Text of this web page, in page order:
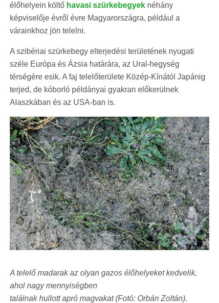
élőhelyein költő havasi szürkebegyek néhány
képviselője évről évre Magyarországra, például a
várainkhoz jön telelni.
A szibériai szürkebegy elterjedési területének nyugati
széle Európa és Ázsia határára, az Ural-hegység
térségére esik. A faj telelőterülete Közép-Kínától Japánig
terjed, de kóborló példányai gyakran előkerülnek
Alaszkában és az USA-ban is.
A telelő madarak az olyan gazos élőhelyeket kedvelik,
ahol nagy mennyiségben
találnak hullott apró magvakat (Fotó: Orbán Zoltán).